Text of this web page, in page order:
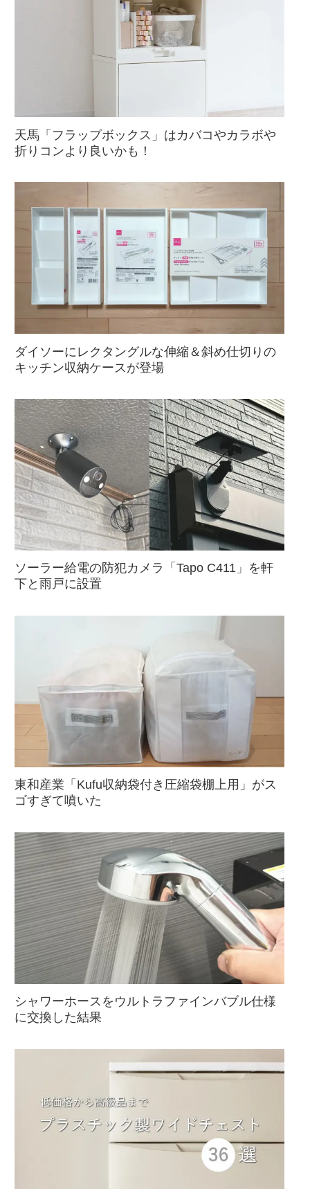
天馬「フラップボックス」はカバコやカラボや
折りコンより良いかも！
ダイソーにレクタングルな伸縮＆斜め仕切りの
キッチン収納ケースが登場
ソーラー給電の防犯カメラ「Tapo C411」を軒
下と雨戸に設置
東和産業「Kufu収納袋付き圧縮袋棚上用」がス
ゴすぎて噴いた
シャワーホースをウルトラファインバブル仕様
に交換した結果